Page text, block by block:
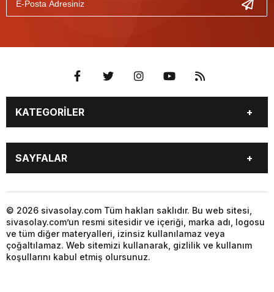
KATEGORİLER
GÜNDEM
SPOR
YEREL HABERLER
SAYFALAR
KÜNYE
İLETİŞİM
© 2026 sivasolay.com Tüm hakları saklıdır. Bu web sitesi,
sivasolay.com’un resmi sitesidir ve içeriği, marka adı, logosu
ve tüm diğer materyalleri, izinsiz kullanılamaz veya
çoğaltılamaz. Web sitemizi kullanarak, gizlilik ve kullanım
koşullarını kabul etmiş olursunuz.